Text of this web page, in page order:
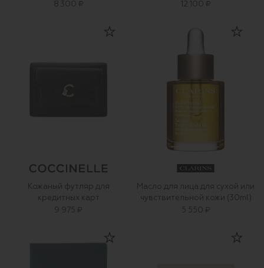
8 300 ₽
12 100 ₽
Кожаный футляр для
кредитных карт
9 975 ₽
Масло для лица для сухой или
чувствительной кожи (30ml)
5 550 ₽